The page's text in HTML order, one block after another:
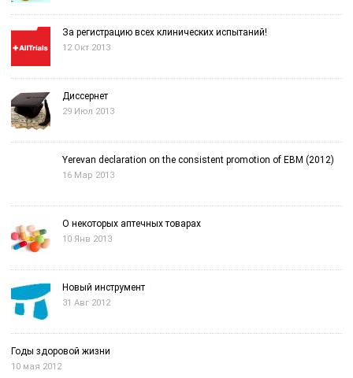
За регистрацию всех клинических испытаний!
12 Окт 2013
Диссернет
29 Июл 2013
Yerevan declaration on the consistent promotion of EBM (2012)
16 Мар 2013
О некоторых аптечных товарах
10 Янв 2013
Новый инструмент
31 Авг 2012
Годы здоровой жизни
10 мая 2012